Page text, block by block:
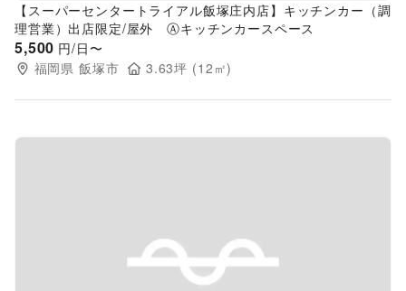
【スーパーセンタートライアル飯塚庄内店】キッチンカー（調
理営業）出店限定/屋外 Ⓐキッチンカースペース
5,500 円/日〜
福岡県 飯塚市 3.63坪 (12 ㎡)
Previous slide